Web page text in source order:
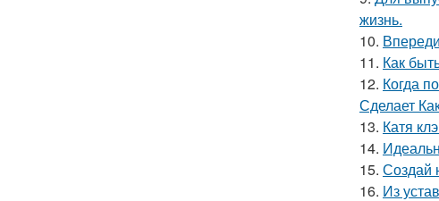
жизнь.
10.
11. Как
12. Когда
Сделает
13. Катя
14.
15. Создай
16. Из